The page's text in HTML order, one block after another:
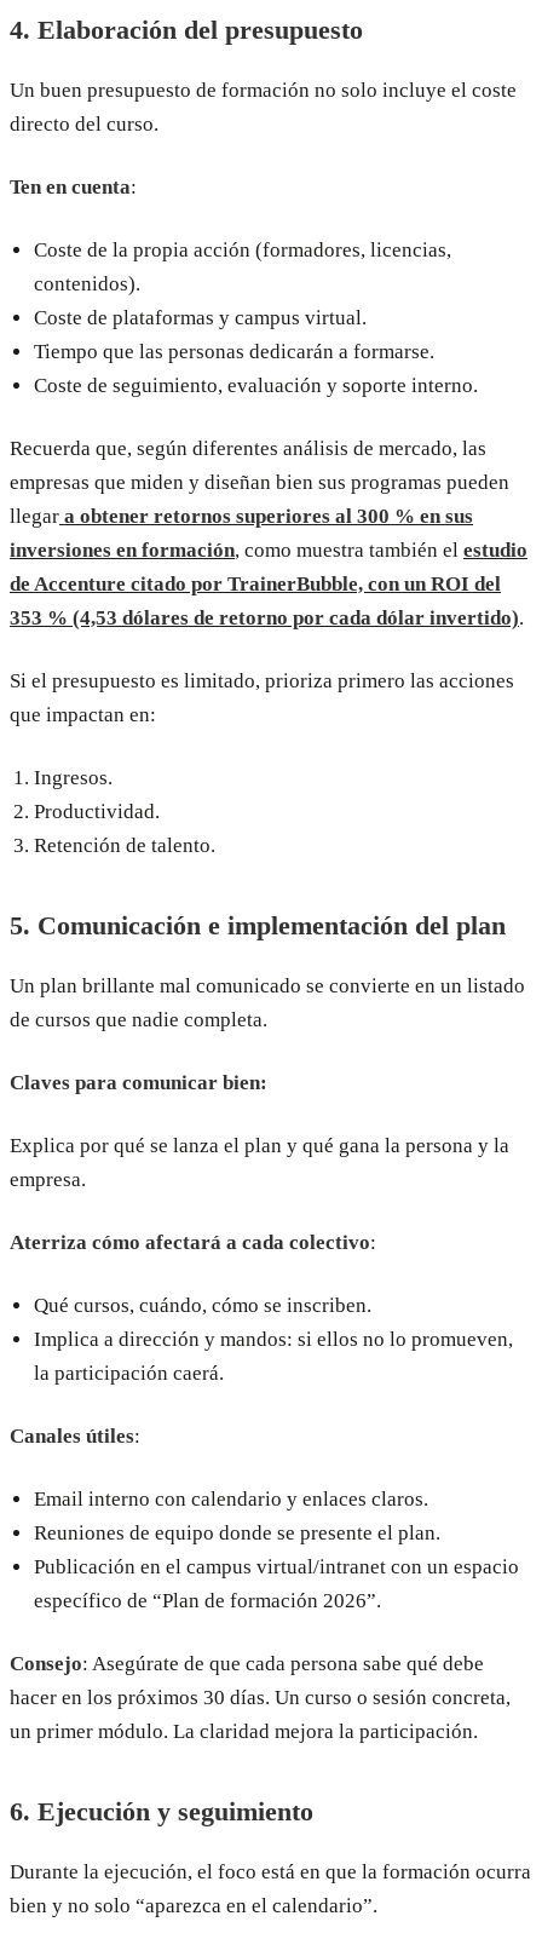
4. Elaboración del presupuesto
Un buen presupuesto de formación no solo incluye el coste
directo del curso.
Ten en cuenta:
Coste de la propia acción (formadores, licencias,
contenidos).
Coste de plataformas y campus virtual.
Tiempo que las personas dedicarán a formarse.
Coste de seguimiento, evaluación y soporte interno.
Recuerda que, según diferentes análisis de mercado, las
empresas que miden y diseñan bien sus programas pueden
llegar a obtener retornos superiores al 300 % en sus
inversiones en formación, como muestra también el estudio
de Accenture citado por TrainerBubble, con un ROI del
353 % (4,53 dólares de retorno por cada dólar invertido).
Si el presupuesto es limitado, prioriza primero las acciones
que impactan en:
Ingresos.
Productividad.
Retención de talento.
5. Comunicación e implementación del plan
Un plan brillante mal comunicado se convierte en un listado
de cursos que nadie completa.
Claves para comunicar bien:
Explica por qué se lanza el plan y qué gana la persona y la
empresa.
Aterriza cómo afectará a cada colectivo:
Qué cursos, cuándo, cómo se inscriben.
Implica a dirección y mandos: si ellos no lo promueven,
la participación caerá.
Canales útiles:
Email interno con calendario y enlaces claros.
Reuniones de equipo donde se presente el plan.
Publicación en el campus virtual/intranet con un espacio
específico de “Plan de formación 2026”.
Consejo: Asegúrate de que cada persona sabe qué debe
hacer en los próximos 30 días. Un curso o sesión concreta,
un primer módulo. La claridad mejora la participación.
6. Ejecución y seguimiento
Durante la ejecución, el foco está en que la formación ocurra
bien y no solo “aparezca en el calendario”.